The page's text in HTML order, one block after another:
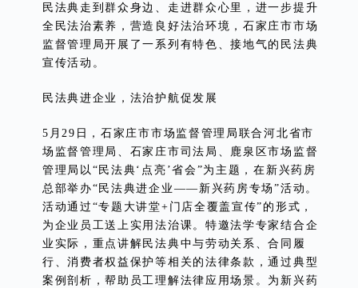
民法典走到群众身边、走进群众心里，进一步提升
全民法治素养，营造良好法治环境，石家庄市市场
监督管理局开展了一系列有特色、接地气的民法典
宣传活动。
民法典进企业，法治护航促发展
5月29日，石家庄市市场监督管理局联合河北省市
场监督管理局、石家庄市司法局、鹿泉区市场监督
管理局以“民法典‘点亮’省会”为主题，在新兴药房
总部举办“民法典进企业——新兴药房专场”活动。
活动通过“专题大讲堂+门店全覆盖宣传”的形式，
为企业员工送上实用法治课。特邀法学专家结合企
业实际，重点讲解民法典中与劳动关系、合同履
行、消费者权益保护等相关的法律条款，通过典型
案例剖析，帮助员工理解法律应用场景。为新兴药